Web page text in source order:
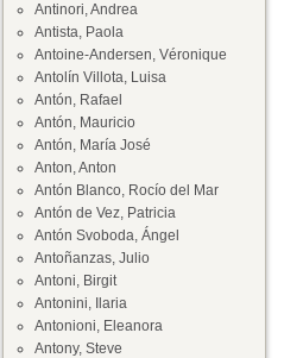
Antinori, Andrea
Antista, Paola
Antoine-Andersen, Véronique
Antolín Villota, Luisa
Antón, Rafael
Antón, Mauricio
Antón, María José
Anton, Anton
Antón Blanco, Rocío del Mar
Antón de Vez, Patricia
Antón Svoboda, Ángel
Antoñanzas, Julio
Antoni, Birgit
Antonini, Ilaria
Antonioni, Eleanora
Antony, Steve